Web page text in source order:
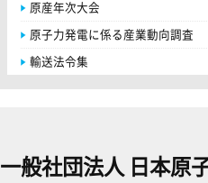
原産年次大会
原子力発電に係る産業動向調査
輸送法令集
一般社団法人 日本原